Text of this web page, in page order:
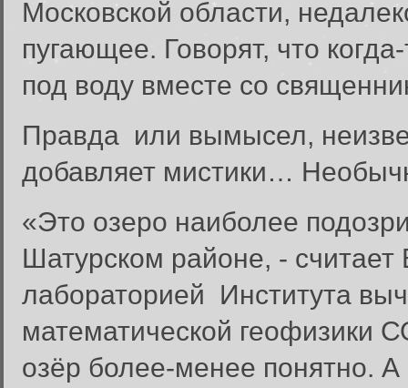
Московской области,
пугающее. Говорят, что
под воду вместе со
Правда или вымысел,
добавляет мистики…
«Это озеро наиболее
Шатурском районе, -
лабораторией Института
математической геофизики
озёр более-менее понятно. А